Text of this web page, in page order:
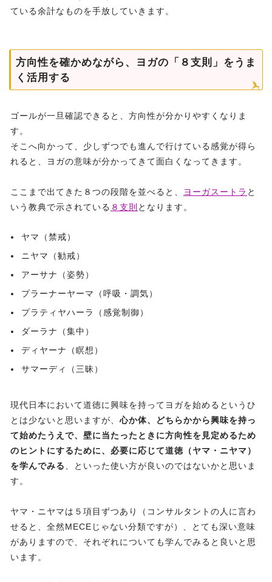
ている余計なものを手放していきます。
方向性を確かめながら、ヨガの「８支則」をうま
く活用する
ゴールが一旦確認できると、方向性が分かりやすくなりま
す。
そこへ向かって、少しずつでも進んで行けている感覚が得ら
れると、ヨガの意味が分かってきて面白くなってきます。
ここまで出てきた８つの段階を並べると、 ヨーガスートラ と
いう教典で示されている ８支則 となります。
ヤマ（禁戒）
ニヤマ（勧戒）
アーサナ（姿勢）
プラーナーヤーマ（呼吸・調気）
プラティヤハーラ（感覚制御）
ダーラナ（集中）
ディヤーナ（瞑想）
サマーディ（三昧）
現代日本において道徳に興味を持ってヨガを始めるというひ
とは少ないと思いますが、 心か体、どちらかから興味を持っ
て始めたうえで、壁に当たったときに方向性を見定めるため
のヒントにするために、必要に応じて道徳（ヤマ・ニヤマ）
を学んでみる
、といった使い方が良いのではないかと思いま
す。
ヤマ・ニヤマは５項目ずつあり（コンサルタントの人に言わ
せると、全然MECEじゃない分類ですが）、とても深い意味
がありますので、それぞれについても学んでみると良いと思
います。